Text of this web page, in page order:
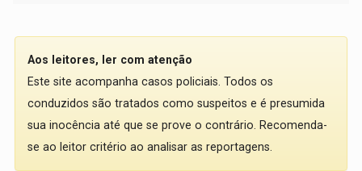
Aos leitores, ler com atenção
Este site acompanha casos policiais. Todos os
conduzidos são tratados como suspeitos e é presumida
sua inocência até que se prove o contrário. Recomenda-
se ao leitor critério ao analisar as reportagens.